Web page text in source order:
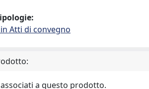
Atti di convegno
a questo prodotto.